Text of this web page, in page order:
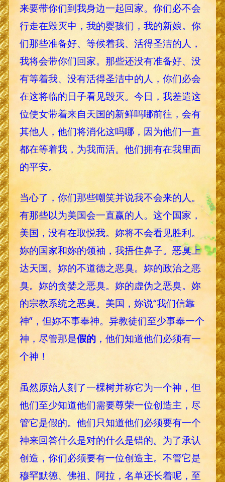
来要带你们到我身边一起回家。你们必不会
行走在毁灭中，我的婴孩们，我的新娘。你
们那些准备好、等候着我、活得圣洁的人，
我将会带你们回家。那些还没有准备好、没
有等着我、没有活得圣洁中的人，你们必会
在这将临的日子看见毁灭。今日，我差遣这
位使女带着来自天国的新鲜吗哪前往，会有
其他人，他们将消化这吗哪，因为他们一直
都在等着我，为我而活。他们拥有在我里面
的平安。
当心了，你们那些嘲笑并说我不会来的人。
有那些以为美国会一直赢的人。这个国家，
美国，没有在取悦我。妳将不会看见胜利。
妳的国家和妳的领袖，我捂住鼻子。恶臭上
达天国。妳的不道德之恶臭。妳的政治之恶
臭。妳的贪婪之恶臭。妳的虚伪之恶臭。妳
的宗教系统之恶臭。美国，妳说“我们信靠
神”，但妳不事奉神。异教徒们至少事奉一个
神，尽管那是假的，他们知道他们必须有一
个神！
虽然原始人刻了一棵树并称它为一个神，但
他们至少知道他们需要尊荣一位创造主，尽
管它是假的。他们只知道他们必须要有一个
神来回答什么是对的什么是错的。为了承认
创造，你们必须要有一位创造主。不管它是
穆罕默德、佛祖、阿拉，名单还长着呢，至